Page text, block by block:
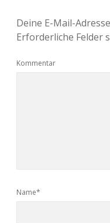
Deine E-Mail-
Erforderliche Felder
Kommentar
Name*